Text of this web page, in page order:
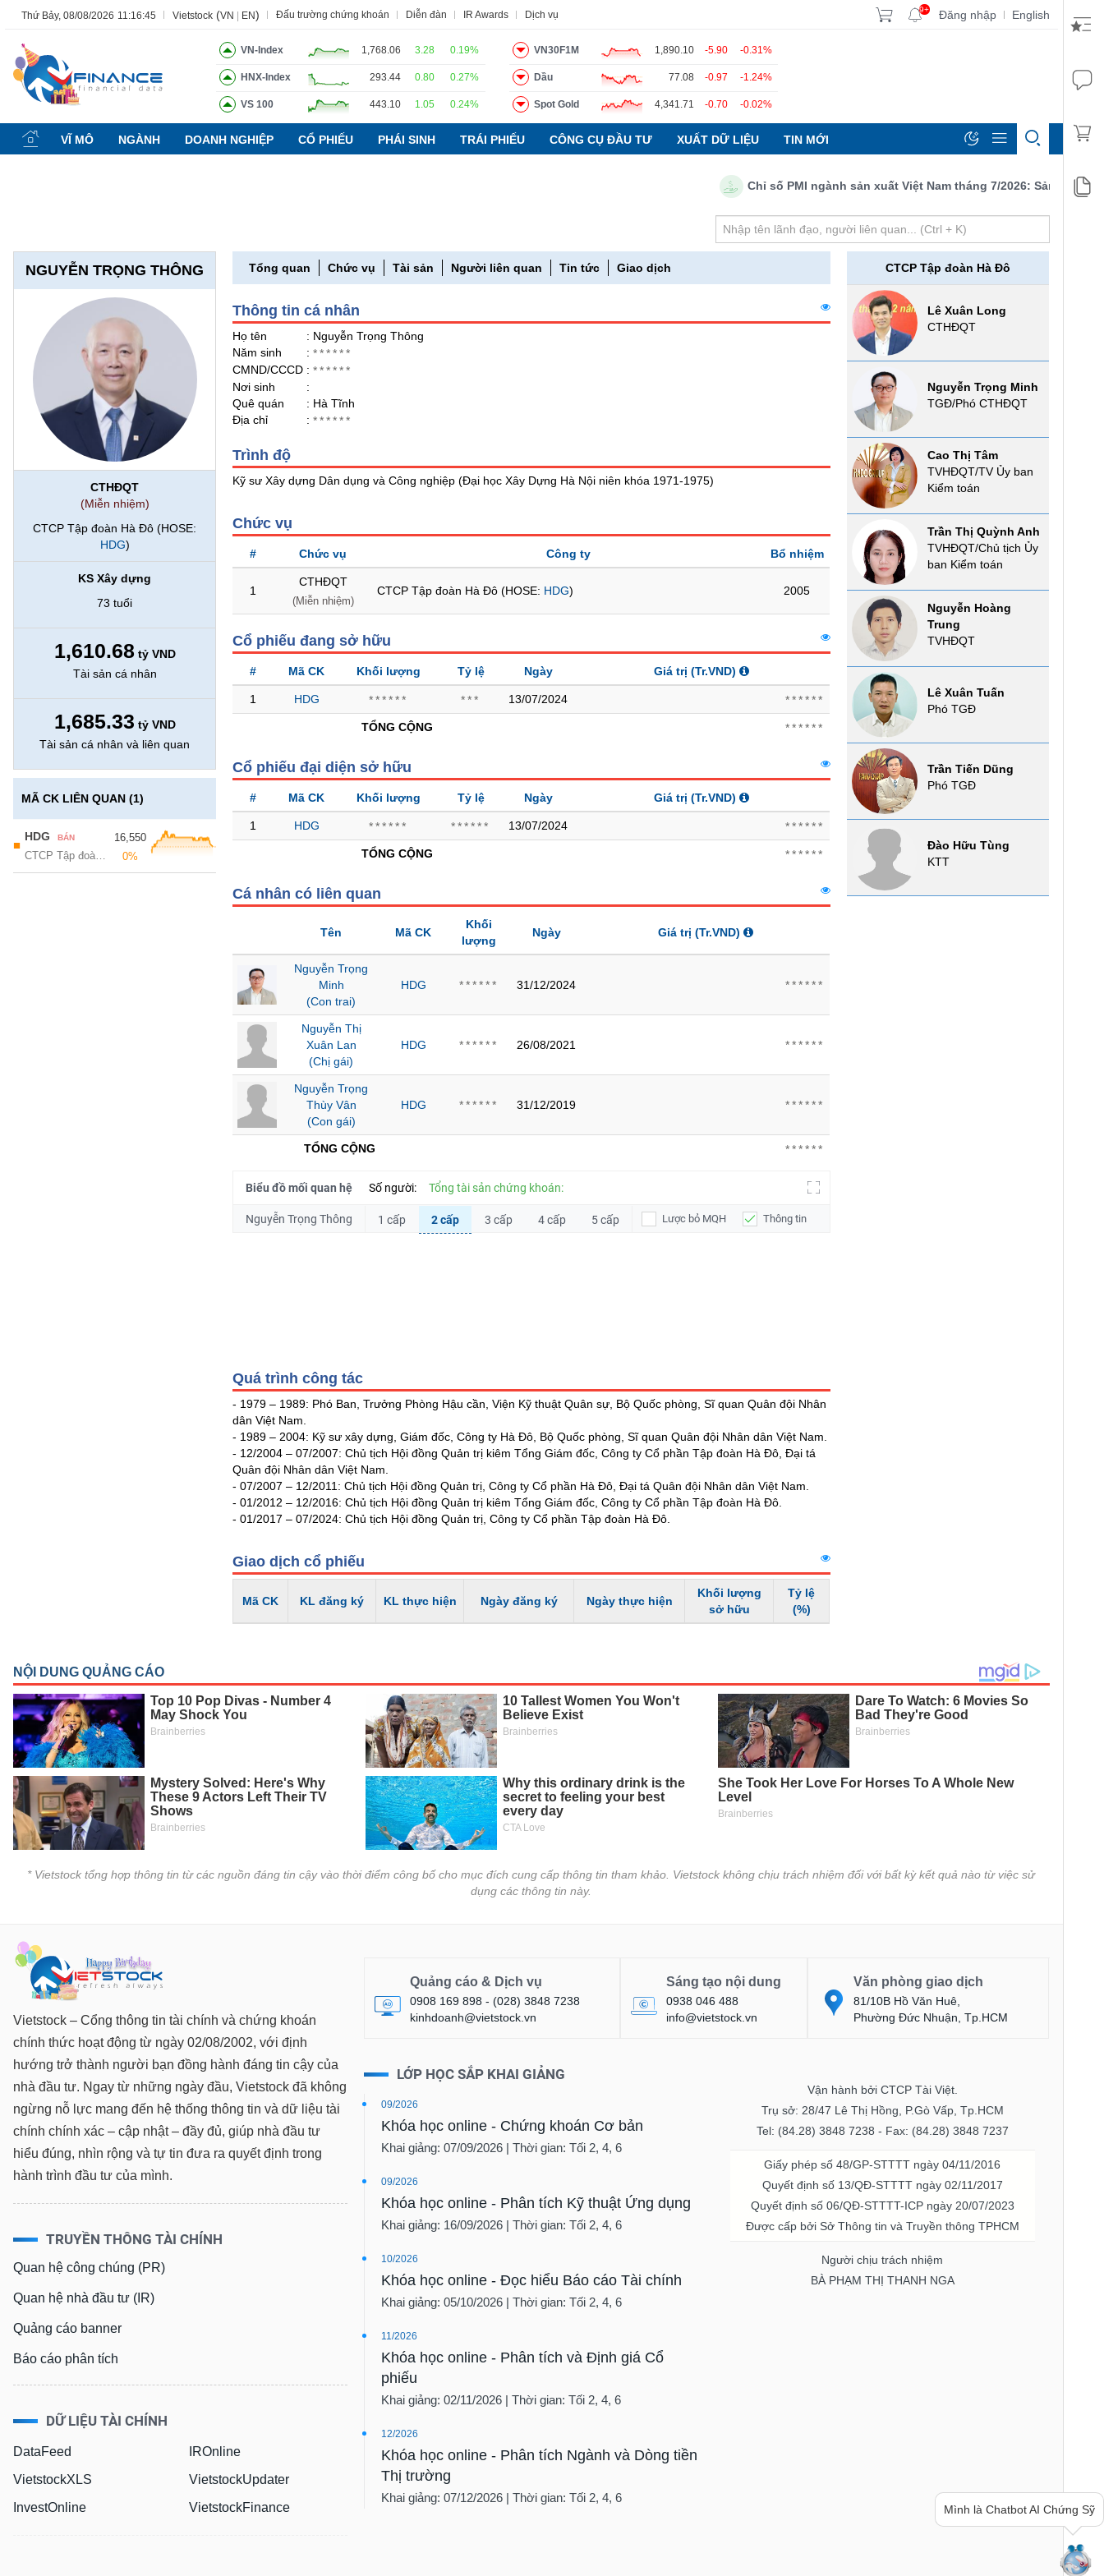
Thứ Bảy, 08/08/2026 11:16:46 Vietstock (VN EN) Đấu trường chứng khoán Diễn đàn IR Awards Dịch vụ 9+ Đăng nhập | English
VN-Index 1,768.06 3.28 0.19%
HNX-Index 293.44 0.80 0.27%
VS 100 443.10 1.05 0.24%
VN30F1M 1,890.10 -5.90 -0.31%
Dầu 77.08 -0.97 -1.24%
Spot Gold 4,341.71 -0.70 -0.02%
VĨ MÔ NGÀNH DOANH NGHIỆP CỔ PHIẾU PHÁI SINH TRÁI PHIẾU CÔNG CỤ ĐẦU TƯ XUẤT DỮ LIỆU TIN MỚI
Chỉ số PMI ngành sản xuất Việt Nam tháng 7/2026: Sản lượng,
NGUYỄN TRỌNG THÔNG
CTHĐQT
(Miễn nhiệm)
CTCP Tập đoàn Hà Đô (HOSE:
HDG)
KS Xây dựng
73 tuổi
1,610.68 tỷ VND
Tài sản cá nhân
1,685.33 tỷ VND
Tài sản cá nhân và liên quan
MÃ CK LIÊN QUAN (1)
■
HDG BÁN
CTCP Tập đoàn Hà Đô
16,550
0%
Tổng quan Chức vụ Tài sản Người liên quan Tin tức Giao dịch
Thông tin cá nhân
Họ tên
: Nguyễn Trọng Thông
Năm sinh
:******
CMND/CCCD :******
Nơi sinh
:
Quê quán
: Hà Tĩnh
Địa chỉ
:******
Trình độ
Kỹ sư Xây dựng Dân dụng và Công nghiệp (Đại học Xây Dựng Hà Nội niên khóa 1971-1975)
Chức vụ
# Chức vụ Công ty Bổ nhiệm
1
CTHĐQT
(Miễn nhiệm)
CTCP Tập đoàn Hà Đô (HOSE: HDG) 2005
Cổ phiếu đang sở hữu
# Mã CK Khối lượng Tỷ lệ Ngày Giá trị (Tr.VND)
1 HDG ****** *** 13/07/2024 ******
TỔNG CỘNG ******
Cổ phiếu đại diện sở hữu
# Mã CK Khối lượng Tỷ lệ Ngày Giá trị (Tr.VND)
1 HDG ****** ****** 13/07/2024 ******
TỔNG CỘNG ******
Cá nhân có liên quan
Tên Mã CK
Khối
lượng
Ngày Giá trị (Tr.VND)
Nguyễn Trọng
Minh
(Con trai)
HDG ****** 31/12/2024 ******
Nguyễn Thị
Xuân Lan
(Chị gái)
HDG ****** 26/08/2021 ******
Nguyễn Trọng
Thùy Vân
(Con gái)
HDG ****** 31/12/2019 ******
TỔNG CỘNG ******
Biểu đồ mối quan hệ Số người: Tổng tài sản chứng khoán:
Nguyễn Trọng Thông 1 cấp 2 cấp 3 cấp 4 cấp 5 cấp Lược bỏ MQH Thông tin
Quá trình công tác
- 1979 – 1989: Phó Ban, Trưởng Phòng Hậu cần, Viện Kỹ thuật Quân sự, Bộ Quốc phòng, Sĩ quan Quân đội Nhân
dân Việt Nam.
- 1989 – 2004: Kỹ sư xây dựng, Giám đốc, Công ty Hà Đô, Bộ Quốc phòng, Sĩ quan Quân đội Nhân dân Việt Nam.
- 12/2004 – 07/2007: Chủ tịch Hội đồng Quản trị kiêm Tổng Giám đốc, Công ty Cổ phần Tập đoàn Hà Đô, Đại tá
Quân đội Nhân dân Việt Nam.
- 07/2007 – 12/2011: Chủ tịch Hội đồng Quản trị, Công ty Cổ phần Hà Đô, Đại tá Quân đội Nhân dân Việt Nam.
- 01/2012 – 12/2016: Chủ tịch Hội đồng Quản trị kiêm Tổng Giám đốc, Công ty Cổ phần Tập đoàn Hà Đô.
- 01/2017 – 07/2024: Chủ tịch Hội đồng Quản trị, Công ty Cổ phần Tập đoàn Hà Đô.
Giao dịch cổ phiếu
Mã CK KL đăng ký KL thực hiện Ngày đăng ký Ngày thực hiện
Khối lượng
sở hữu
Tỷ lệ
(%)
CTCP Tập đoàn Hà Đô
Lê Xuân Long
CTHĐQT
Nguyễn Trọng Minh
TGĐ/Phó CTHĐQT
Cao Thị Tâm
TVHĐQT/TV Ủy ban
Kiểm toán
Trần Thị Quỳnh Anh
TVHĐQT/Chủ tịch Ủy
ban Kiểm toán
Nguyễn Hoàng
Trung
TVHĐQT
Lê Xuân Tuấn
Phó TGĐ
Trần Tiến Dũng
Phó TGĐ
Đào Hữu Tùng
KTT
* Vietstock tổng hợp thông tin từ các nguồn đáng tin cậy vào thời điểm công bố cho mục đích cung cấp thông tin tham khảo. Vietstock không chịu trách nhiệm đối với bất kỳ kết quả nào từ việc sử
dụng các thông tin này.
Vietstock – Cổng thông tin tài chính và chứng khoán
chính thức hoạt động từ ngày 02/08/2002, với định
hướng trở thành người bạn đồng hành đáng tin cậy của
nhà đầu tư. Ngay từ những ngày đầu, Vietstock đã không
ngừng nỗ lực mang đến hệ thống thông tin và dữ liệu tài
chính chính xác – cập nhật – đầy đủ, giúp nhà đầu tư
hiểu đúng, nhìn rộng và tự tin đưa ra quyết định trong
hành trình đầu tư của mình.
TRUYỀN THÔNG TÀI CHÍNH
Quan hệ công chúng (PR)
Quan hệ nhà đầu tư (IR)
Quảng cáo banner
Báo cáo phân tích
DỮ LIỆU TÀI CHÍNH
DataFeed
VietstockXLS
InvestOnline
IROnline
VietstockUpdater
VietstockFinance
Quảng cáo & Dịch vụ
0908 169 898 - (028) 3848 7238
kinhdoanh@vietstock.vn
Sáng tạo nội dung
0938 046 488
info@vietstock.vn
Văn phòng giao dịch
81/10B Hồ Văn Huê,
Phường Đức Nhuận, Tp.HCM
LỚP HỌC SẮP KHAI GIẢNG
09/2026
Khóa học online - Chứng khoán Cơ bản
Khai giảng: 07/09/2026 | Thời gian: Tối 2, 4, 6
09/2026
Khóa học online - Phân tích Kỹ thuật Ứng dụng
Khai giảng: 16/09/2026 | Thời gian: Tối 2, 4, 6
10/2026
Khóa học online - Đọc hiểu Báo cáo Tài chính
Khai giảng: 05/10/2026 | Thời gian: Tối 2, 4, 6
11/2026
Khóa học online - Phân tích và Định giá Cổ
phiếu
Khai giảng: 02/11/2026 | Thời gian: Tối 2, 4, 6
12/2026
Khóa học online - Phân tích Ngành và Dòng tiền
Thị trường
Khai giảng: 07/12/2026 | Thời gian: Tối 2, 4, 6
Vận hành bởi CTCP Tài Việt.
Trụ sở: 28/47 Lê Thị Hồng, P.Gò Vấp, Tp.HCM
Tel: (84.28) 3848 7238 - Fax: (84.28) 3848 7237
Giấy phép số 48/GP-STTTT ngày 04/11/2016
Quyết định số 13/QĐ-STTTT ngày 02/11/2017
Quyết định số 06/QĐ-STTTT-ICP ngày 20/07/2023
Được cấp bởi Sở Thông tin và Truyền thông TPHCM
Người chịu trách nhiệm
BÀ PHẠM THỊ THANH NGA
hay lời khuyên về chứng khoán?
Hãy hỏi mình nhé!
Tất cả Tính năng Ngành Mã chứng khoán Lãnh đạo Báo cáo phân tích Thuật ngữ
Tính
năng
(-)
CHỨNG
KHOÁN
DOANH
NGHIỆP
BẤT
ĐỘNG
KINH
GIỚI
ĐÔNG
TÀI
DỮ
LIỆU
TIN
MỚI
Ngành
(-)
SECTOR
NĂNG
LƯỢNG
NGUYÊN
VẬT
LIỆU
CÔNG
NGHIỆP
DÙNG
THIẾT
YẾU
DÙNG
YẾU